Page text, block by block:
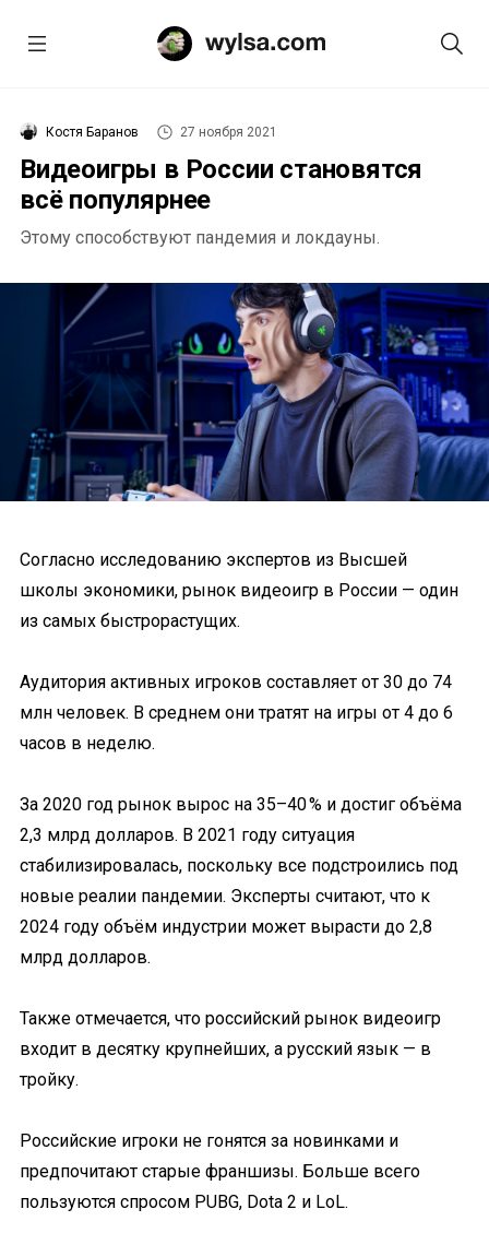
Костя Баранов 27 ноября 2021
Видеоигры в России становятся
всё популярнее
Этому способствуют пандемия и локдауны.
Согласно исследованию экспертов из Высшей
школы экономики, рынок видеоигр в России — один
из самых быстрорастущих.
Аудитория активных игроков составляет от 30 до 74
млн человек. В среднем они тратят на игры от 4 до 6
часов в неделю.
За 2020 год рынок вырос на 35–40 % и достиг объёма
2,3 млрд долларов. В 2021 году ситуация
стабилизировалась, поскольку все подстроились под
новые реалии пандемии. Эксперты считают, что к
2024 году объём индустрии может вырасти до 2,8
млрд долларов.
Также отмечается, что российский рынок видеоигр
входит в десятку крупнейших, а русский язык — в
тройку.
Российские игроки не гонятся за новинками и
предпочитают старые франшизы. Больше всего
пользуются спросом PUBG, Dota 2 и LoL.